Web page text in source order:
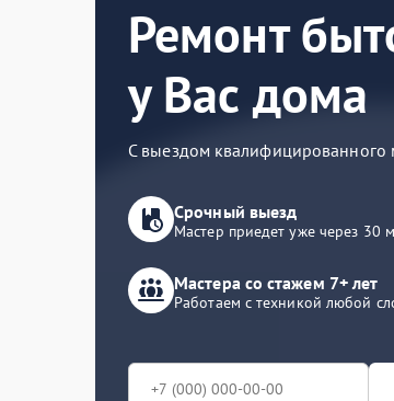
Ремонт
у Вас дома
С выездом квалифицированного
Срочный выезд
Мастер приедет уже через 30
Мастера со стажем 7+ лет
Работаем с техникой любой